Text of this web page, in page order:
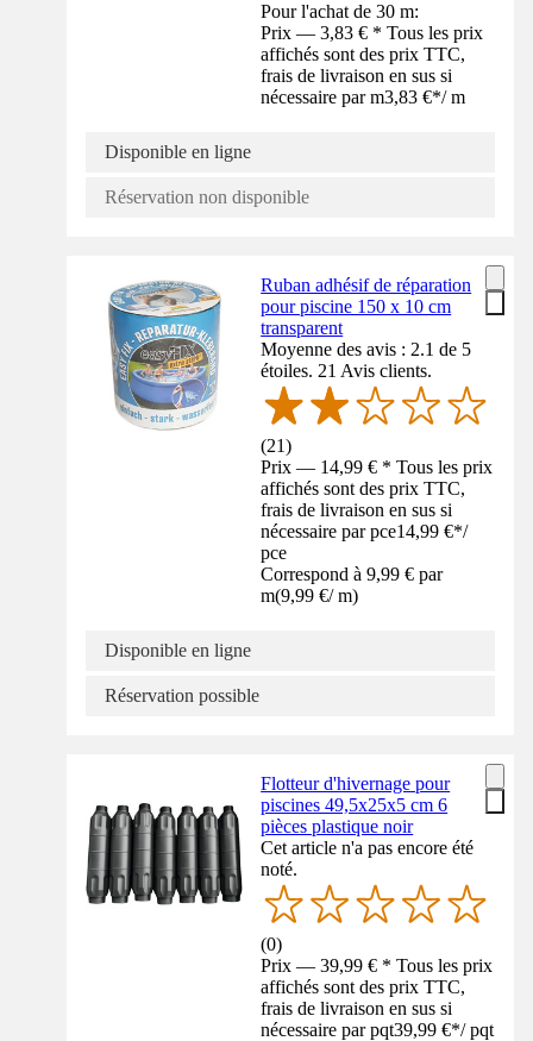
Pour l'achat de 30 m:
Prix — 3,83 € * Tous les prix
affichés sont des prix TTC,
frais de livraison en sus si
nécessaire par m3,83 €*/ m
Disponible en ligne
Réservation non disponible
Ruban adhésif de réparation
pour piscine 150 x 10 cm
transparent
Moyenne des avis : 2.1 de 5
étoiles. 21 Avis clients.
(21)
Prix — 14,99 € * Tous les prix
affichés sont des prix TTC,
frais de livraison en sus si
nécessaire par pce14,99 €*/
pce
Correspond à 9,99 € par
m(9,99 €/ m)
Disponible en ligne
Réservation possible
Flotteur d'hivernage pour
piscines 49,5x25x5 cm 6
pièces plastique noir
Cet article n'a pas encore été
noté.
(0)
Prix — 39,99 € * Tous les prix
affichés sont des prix TTC,
frais de livraison en sus si
nécessaire par pqt39,99 €*/ pqt